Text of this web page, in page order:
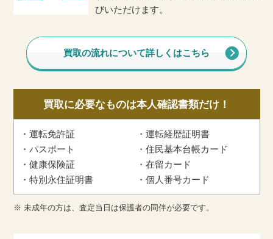
びいただけます。
買取の流れについて詳しくはこちら
買取に必要なものは本人確認書類だけ！
運転免許証
運転経歴証明書
パスポート
住民基本台帳カード
健康保険証
在留カード
特別永住証明書
個人番号カード
※ 未成年の方は、査定当日は保護者の同伴が必要です。